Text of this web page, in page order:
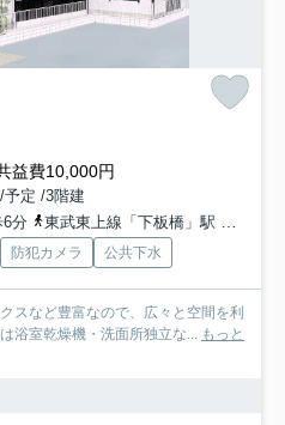
益費10,000円
予定 /3階建
6分
東武東上線「下板橋」駅 徒歩12分
防犯カメラ 公共下水
スなど豊富なので、広々と空間を利
浴室乾燥機・洗面所独立な...
もっと